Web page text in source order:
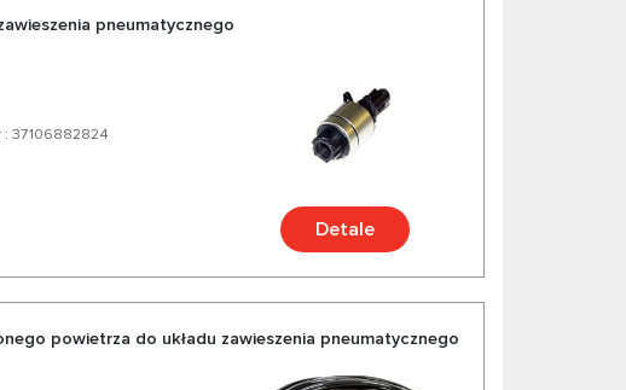
pneumatycznego
37106882824
Detale
powietrza do układu zawieszenia pneumatycznego